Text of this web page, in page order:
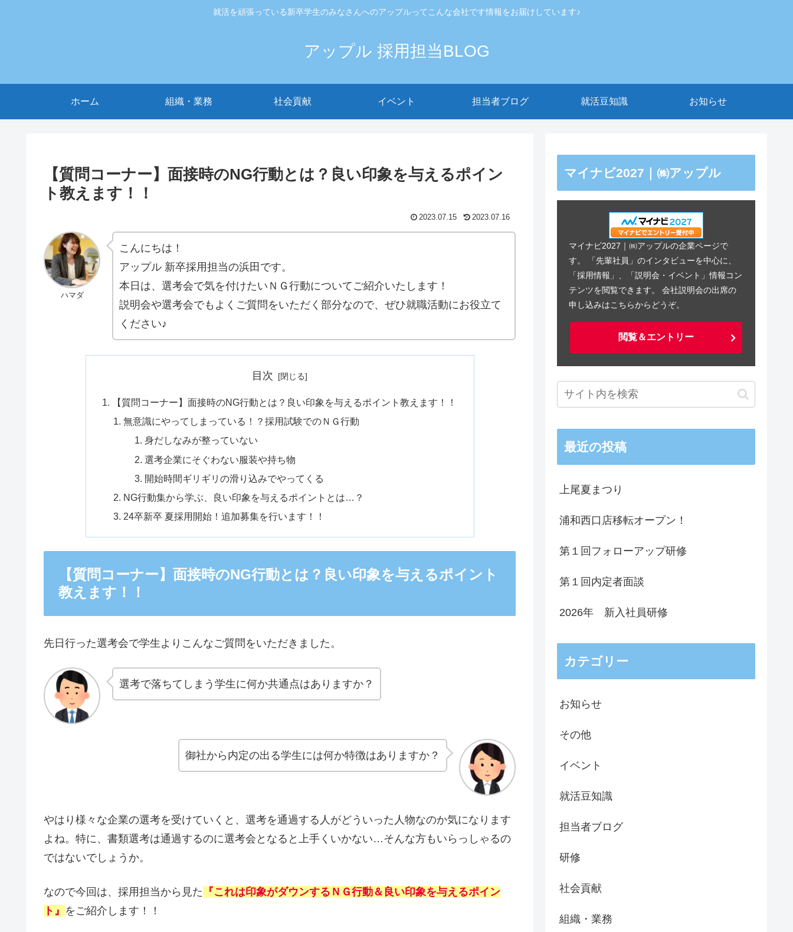
就活を頑張っている新卒学生のみなさんへのアップルってこんな会社です情報をお届けしています♪
アップル 採用担当BLOG
ホーム 組織・業務 社会貢献 イベント 担当者ブログ 就活豆知識 お知らせ
【質問コーナー】面接時のNG行動とは？良い印象を与えるポイン
ト教えます！！
2023.07.15 2023.07.16
ハマダ
こんにちは！
アップル 新卒採用担当の浜田です。
本日は、選考会で気を付けたいＮＧ行動についてご紹介いたします！
説明会や選考会でもよくご質問をいただく部分なので、ぜひ就職活動にお役立て
ください♪
目次
【質問コーナー】面接時のNG行動とは？良い印象を与えるポイント教えます！！
無意識にやってしまっている！？採用試験でのＮＧ行動
身だしなみが整っていない
選考企業にそぐわない服装や持ち物
開始時間ギリギリの滑り込みでやってくる
NG行動集から学ぶ、良い印象を与えるポイントとは…？
24卒新卒 夏採用開始！追加募集を行います！！
【質問コーナー】面接時のNG行動とは？良い印象を与えるポイント
教えます！！
先日行った選考会で学生よりこんなご質問をいただきました。
選考で落ちてしまう学生に何か共通点はありますか？
御社から内定の出る学生には何か特徴はありますか？
やはり様々な企業の選考を受けていくと、選考を通過する人がどういった人物なのか気になります
よね。特に、書類選考は通過するのに選考会となると上手くいかない…そんな方もいらっしゃるの
ではないでしょうか。
なので今回は、採用担当から見た 『これは印象がダウンするＮＧ行動＆良い印象を与えるポイン
ト』 をご紹介します！！
マイナビ2027｜㈱アップル
マイナビ2027｜㈱アップルの企業ページで
す。 「先輩社員」のインタビューを中心に、
「採用情報」、「説明会・イベント」情報コン
テンツを閲覧できます。 会社説明会の出席の
申し込みはこちらからどうぞ。
閲覧＆エントリー
最近の投稿
上尾夏まつり
浦和西口店移転オープン！
第１回フォローアップ研修
第１回内定者面談
2026年 新入社員研修
カテゴリー
お知らせ
その他
イベント
就活豆知識
担当者ブログ
研修
社会貢献
組織・業務